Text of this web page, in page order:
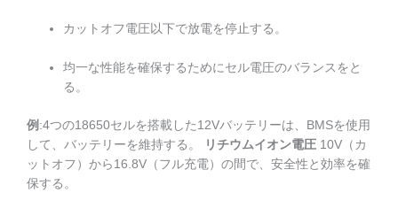
カットオフ電圧以下で放電を停止する。
均一な性能を確保するためにセル電圧のバランスをと
る。
例 :4つの18650セルを搭載した12Vバッテリーは、BMSを使用
して、バッテリーを維持する。
リチウムイオン電圧 10V（カ
ットオフ）から16.8V（フル充電）の間で、安全性と効率を確
保する。